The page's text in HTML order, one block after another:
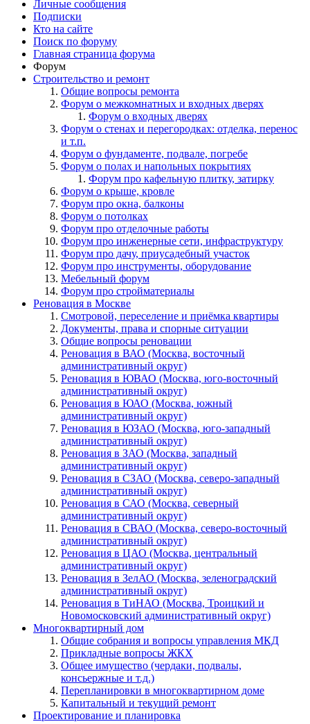
Личные сообщения
Подписки
Кто на сайте
Поиск по форуму
Главная страница форума
Форум
Строительство и ремонт
Общие вопросы ремонта
Форум о межкомнатных и входных дверях
Форум о входных дверях
Форум о стенах и перегородках: отделка, перенос
и т.п.
Форум о фундаменте, подвале, погребе
Форум о полах и напольных покрытиях
Форум про кафельную плитку, затирку
Форум о крыше, кровле
Форум про окна, балконы
Форум о потолках
Форум про отделочные работы
Форум про инженерные сети, инфраструктуру
Форум про дачу, приусадебный участок
Форум про инструменты, оборудование
Мебельный форум
Форум про стройматериалы
Реновация в Москве
Смотровой, переселение и приёмка квартиры
Документы, права и спорные ситуации
Общие вопросы реновации
Реновация в ВАО (Москва, восточный
административный округ)
Реновация в ЮВАО (Москва, юго-восточный
административный округ)
Реновация в ЮАО (Москва, южный
административный округ)
Реновация в ЮЗАО (Москва, юго-западный
административный округ)
Реновация в ЗАО (Москва, западный
административный округ)
Реновация в СЗАО (Москва, северо-западный
административный округ)
Реновация в САО (Москва, северный
административный округ)
Реновация в СВАО (Москва, северо-восточный
административный округ)
Реновация в ЦАО (Москва, центральный
административный округ)
Реновация в ЗелАО (Москва, зеленоградский
административный округ)
Реновация в ТиНАО (Москва, Троицкий и
Новомосковский административный округ)
Многоквартирный дом
Общие собрания и вопросы управления МКД
Прикладные вопросы ЖКХ
Общее имущество (чердаки, подвалы,
консьержные и т.д.)
Перепланировки в многоквартирном доме
Капитальный и текущий ремонт
Проектирование и планировка